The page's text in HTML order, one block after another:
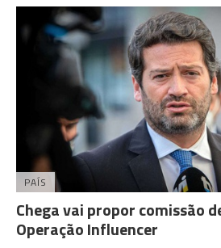
PAÍS
Chega vai propor comissão
Operação Influencer